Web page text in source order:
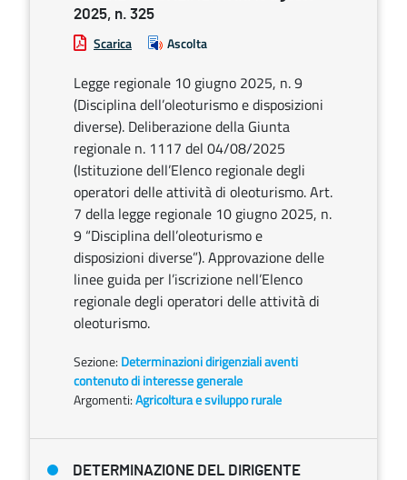
2025, n. 325
Scarica Ascolta
Legge regionale 10 giugno 2025, n. 9
(Disciplina dell’oleoturismo e disposizioni
diverse). Deliberazione della Giunta
regionale n. 1117 del 04/08/2025
(Istituzione dell’Elenco regionale degli
operatori delle attività di oleoturismo. Art.
7 della legge regionale 10 giugno 2025, n.
9 “Disciplina dell’oleoturismo e
disposizioni diverse”). Approvazione delle
linee guida per l’iscrizione nell’Elenco
regionale degli operatori delle attività di
oleoturismo.
Sezione: Determinazioni dirigenziali aventi
contenuto di interesse generale
Argomenti:Agricoltura e sviluppo rurale
DETERMINAZIONE DEL DIRIGENTE